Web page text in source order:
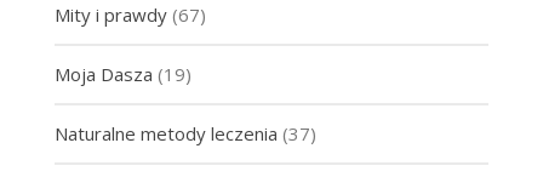
Mity i prawdy(67)
Moja Dasza (19)
Naturalne metody leczenia (37)